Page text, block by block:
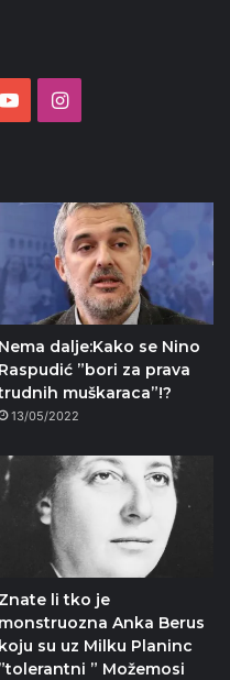
YouTubeInstagram
Nema dalje:Kako se Nino
Raspudić ”bori za prava
muškaraca”!?
13/05/2022
Znate li tko je
monstruozna Anka Berus
koju su uz Milku Planinc
”tolerantni ” Možemosi